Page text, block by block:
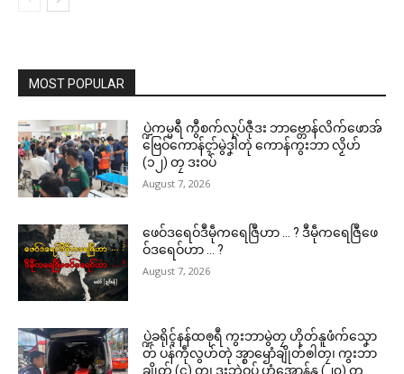
MOST POPULAR
ပ္ဍဲကမ္မရဳ ကွဳစက်လုပ်ဇီုဒး ဘာဗ္တောန်လိက်ဖောအ်
ဗြေဝ်ကောန်ၚာ်မွဲဒၞါဲတုဲ ကောန်ကွးဘာ လၟိဟ်
(၁၂) တၠ ဒးဝပ်
August 7, 2026
ဖေဝ်ဒရေဝ်ဒဳမဵုကရေဇြဳဟာ … ? ဒဳမဵုကရေဇြဳဖေ
ဝ်ဒရေဝ်ဟာ … ?
August 7, 2026
ပ္ဍဲခရိုၚ်နန်ထၜုရဳ ကွးဘာမွဲတၠ ဟိုတ်နူဖံက်သၞော
တ် ပန်ကဵုလွဟ်တုဲ အ္စာၝောံချိုတ်ၜါတၠ၊ ကွးဘာ
ချိုတ် (၄) တၠ၊ ဒးဘဲဝပ် ဟွံအောန်နူ (၂၀) တၠ